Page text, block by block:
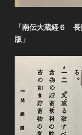
「南伝大蔵経６
版」